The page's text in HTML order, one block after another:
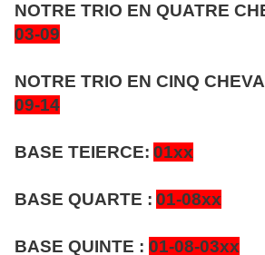
NOTRE TRIO EN QUATRE
03-09
NOTRE TRIO EN CINQ
09-14
BASE TEIERCE: 01xx
BASE QUARTE : 01-08xx
BASE QUINTE : 01-08-03xx